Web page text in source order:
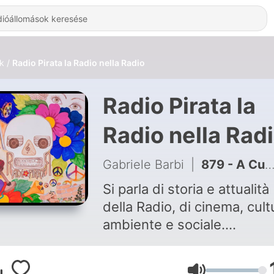
Radio Pirata la Radio nella Radio
Radio Pirata la
Radio nella
- Hallgatás
Gabriele Barbi 879 - A Cuba con la storia di Manolo Ortega - Radio in crisi in Canada - Radio GAP la voce del G8 - Anita e Daniel di Oltre il pregiudizio
Si parla di storia e attualità
della Radio, di cinema,
ambiente e sociale.
In Podcast e in Radio ma
versioni diverse.